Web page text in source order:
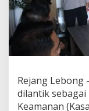
Rejang Lebong
dilantik sebagai
Keamanan